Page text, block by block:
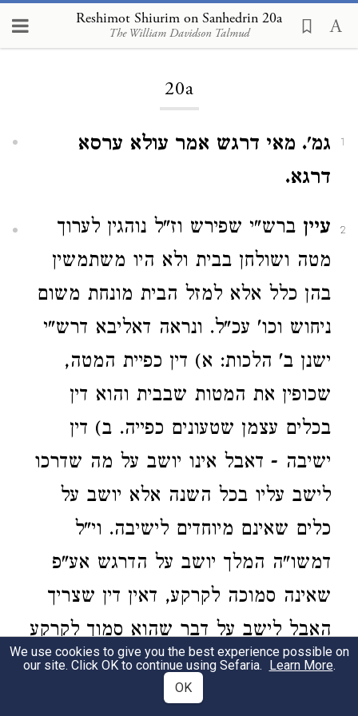
Reshimot Shiurim on Sanhedrin 20a
The William Davidson Talmud
Loading...
20a
1
גמ'. מאי דרגש אמר עולא ערסא
דרגא.
2 עיין ברש"י שפירש וז"ל נוהגין לערוך
מטה ושולחן בבית ולא היו משתמשין
בהן כלל אלא למזל הבית מונחת משום
ניחוש וכו' עכ"ל. ונראה דאליבא דרש"י
ישנן ב' הלכות: א) דין כפיית המטה,
שכופין את המטות שבבית והוא דין
בכלים עצמן שטעונים כפייה. ב) דין
ישיבה - דאבל אינו יושב על מה שדרכו
לישב עליו בכל השנה אלא יושב על
כלים שאינם מיוחדים לישיבה. וי"ל
דמשו"ה המלך יושב על הדרגש אע"פ
שאינה סמוכה לקרקע, דאין דין שצריך
האבל לישב על דבר שהוא סמוך לקרקע
אלא שצריך לישב על דבר שאין דרכו
לשבת עליו, ודרגש הוי דבר שאין דרכו
We use cookies to give you the best experience possible on
our site. Click OK to continue using Sefaria. Learn More.
OK